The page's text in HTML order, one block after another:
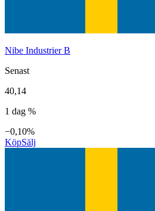
Nibe Industrier B
Senast
40,14
1 dag %
−0,10%
KöpSälj